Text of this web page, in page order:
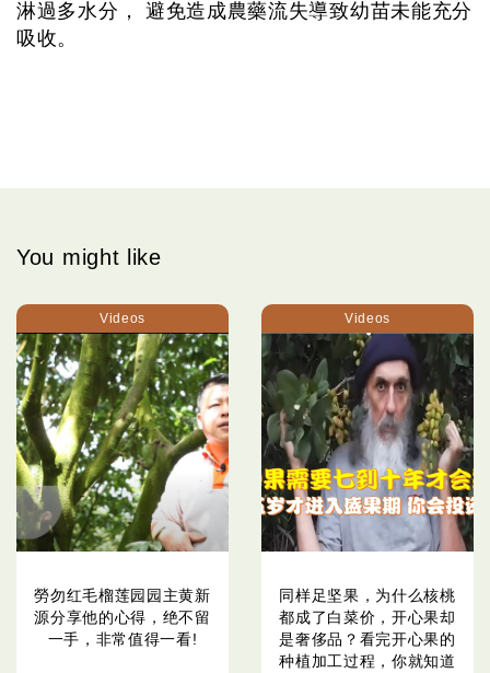
淋過多水分， 避免造成農藥流失導致幼苗未能充分
吸收。
You might like
Videos
勞勿红毛榴莲园园主黄新
源分享他的心得，绝不留
一手，非常值得一看!
Videos
同样足坚果，为什么核桃
都成了白菜价，开心果却
是奢侈品？看完开心果的
种植加工过程，你就知道